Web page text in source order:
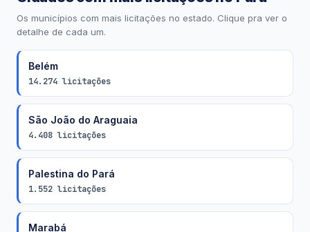
Os municípios com mais licitações no estado. Clique pra ver o
detalhe de cada um.
Belém
14.274 licitações
São João do Araguaia
4.408 licitações
Palestina do Pará
1.552 licitações
Marabá